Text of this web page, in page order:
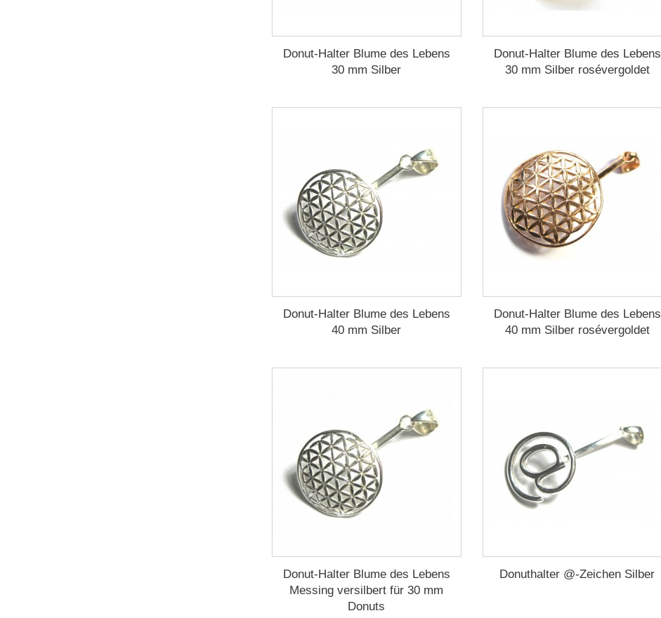
Donut-Halter Blume des Lebens
30 mm Silber
Donut-Halter Blume des Lebens
30 mm Silber rosévergoldet
Donut-Halter Blume des Lebens
40 mm Silber
Donut-Halter Blume des Lebens
40 mm Silber rosévergoldet
Donut-Halter Blume des Lebens
Messing versilbert für 30 mm
Donuts
Donuthalter @-Zeichen Silber